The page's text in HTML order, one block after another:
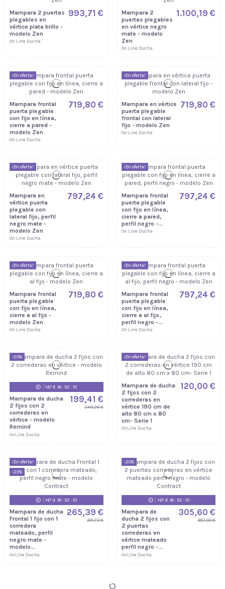
Mampara 2 puertas
plegables en
vértice plata brillo -
modelo Zen
On Line Ducha
993,71 €
Mampara 2
puertas plegables
en vértice negro
mate - modelo
Zen
On Line Ducha
1.100,19 €
¡En oferta!
Mampara frontal
puerta plegable
con fijo en línea,
cierre a pared -
modelo Zen
On Line Ducha
719,80 €
¡En oferta!
Mampara en vértice
puerta plegable
frontal con lateral
fijo - modelo Zen
On Line Ducha
719,80 €
¡En oferta!
Mampara en
vértice puerta
plegable con
lateral fijo, perfil
negro mate -
modelo Zen
On Line Ducha
797,24 €
¡En oferta!
Mampara frontal
puerta plegable
con fijo en línea,
cierre a pared,
perfil negro -...
On Line Ducha
797,24 €
¡En oferta!
Mampara frontal
puerta plegable
con fijo en línea,
cierre a al fijo -
modelo Zen
On Line Ducha
719,80 €
¡En oferta!
Mampara frontal
puerta plegable
con fijo en línea,
cierre a al fijo,
perfil negro -...
On Line Ducha
797,24 €
-20%
147d. 16:52:09
Mampara de ducha
2 fijos con 2
correderas en
vértice - modelo
Remind
OnLine Ducha
199,41 €
249,26 €
¡En oferta!
Mampara de ducha
2 fijos con 2
correderas en
vértice 190 cm de
alto 80 cm x 80
cm- Serie 1
OnLine Ducha
120,00 €
¡En oferta!
-20%
147d. 16:52:09
Mampara de ducha
Frontal 1 fijo con 1
corredera
mateado, perfil
negro mate -
modelo...
OnLine Ducha
265,39 €
331,73 €
-20%
147d. 16:52:09
Mampara de
ducha 2 fijos con
2 puertas
correderas en
vértice mateado
perfil negro -...
OnLine Ducha
305,60 €
382,00 €